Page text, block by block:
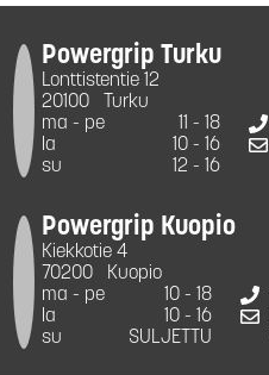
Powergrip Turku
Lonttistentie 12
20100
Turku
ma - pe
11 - 18
la
10 - 16
su
12 - 16
Powergrip Kuopio
Kiekkotie 4
70200
Kuopio
ma - pe
10 - 18
la
10 - 16
su
SULJETTU